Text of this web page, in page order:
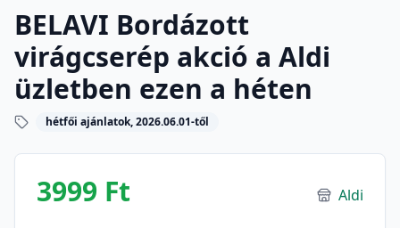
BELAVI Bordázott
virágcserép akció a Aldi
üzletben ezen a héten
hétfői ajánlatok, 2026.06.01-től
3999 Ft Aldi